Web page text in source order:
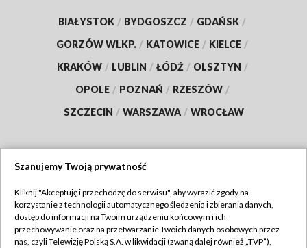
BIAŁYSTOK / BYDGOSZCZ / GDAŃSK /
GORZÓW WLKP. / KATOWICE / KIELCE /
KRAKÓW / LUBLIN / ŁÓDŹ / OLSZTYN /
OPOLE / POZNAŃ / RZESZÓW /
SZCZECIN / WARSZAWA / WROCŁAW
TVP
Abonament TVP
Regulamin TVP
Szanujemy Twoją prywatność
Kliknij "Akceptuję i przechodzę do serwisu", aby wyrazić zgody na
korzystanie z technologii automatycznego śledzenia i zbierania danych,
dostęp do informacji na Twoim urządzeniu końcowym i ich
przechowywanie oraz na przetwarzanie Twoich danych osobowych przez
nas, czyli Telewizję Polską S.A. w likwidacji (zwaną dalej również „TVP”),